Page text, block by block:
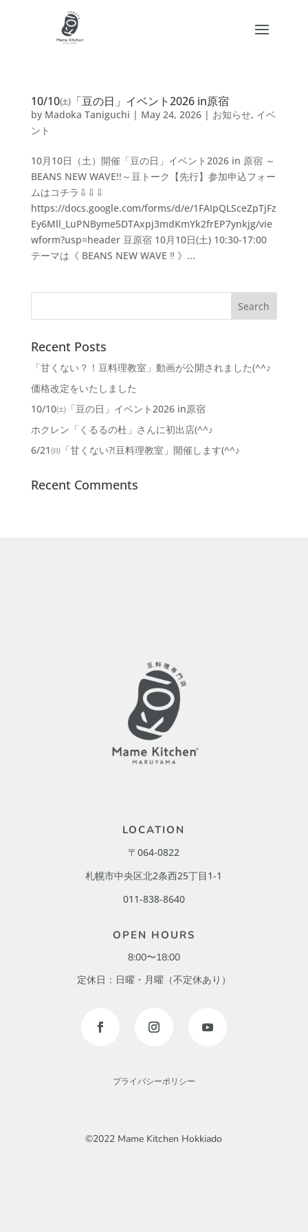
10/10㈯「豆の日」イベント2026 in原宿
by Madoka Taniguchi | May 24, 2026| お知らせ, イベ
ント
10月10日（土）開催「豆の日」イベント2026 in 原宿 ～
BEANS NEW WAVE!!～豆トーク【先行】参加申込フォー
ムはコチラ⇩⇩⇩
https://docs.google.com/forms/d/e/1FAIpQLSceZpTjFz
Ey6Mll_LuPNByme5DTAxpj3mdKmYk2frEP7ynkjg/vie
wform?usp=header 豆原宿 10月10日(土) 10:30-17:00
テーマは《 BEANS NEW WAVE ‼︎ 》...
Recent Posts
「甘くない？！豆料理教室」動画が公開されました(^^♪
価格改定をいたしました
10/10㈯「豆の日」イベント2026 in原宿
ホクレン「くるるの杜」さんに初出店(^^♪
6/21㈰「甘くない⁈豆料理教室」開催します(^^♪
Recent Comments
LOCATION
〒064-0822
札幌市中央区北2条西25丁目1-1
011-838-8640
OPEN HOURS
8:00〜18:00
定休日：日曜・月曜（不定休あり）
プライバシーポリシー
©2022 Mame Kitchen Hokkiado